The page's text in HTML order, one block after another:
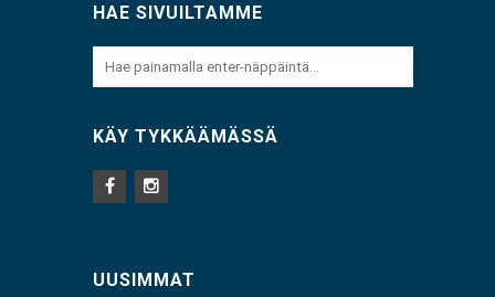
HAE SIVUILTAMME
KÄY TYKKÄÄMÄSSÄ
UUSIMMAT